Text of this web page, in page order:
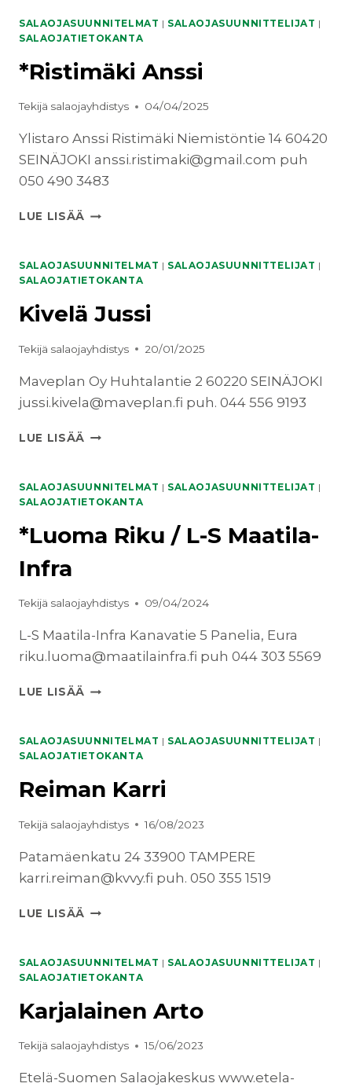
SALAOJASUUNNITELMAT | SALAOJASUUNNITTELIJAT |
SALAOJATIETOKANTA
*Ristimäki Anssi
Tekijä salaojayhdistys 04/04/2025
Ylistaro Anssi Ristimäki Niemistöntie 14 60420
SEINÄJOKI anssi.ristimaki@gmail.com puh
050 490 3483
LUE LISÄÄ *RISTIMÄKI
SALAOJASUUNNITELMAT | SALAOJASUUNNITTELIJAT |
SALAOJATIETOKANTA
Kivelä Jussi
Tekijä salaojayhdistys 20/01/2025
Maveplan Oy Huhtalantie 2 60220 SEINÄJOKI
jussi.kivela@maveplan.fi puh. 044 556 9193
LUE LISÄÄ KIVELÄ
SALAOJASUUNNITELMAT | SALAOJASUUNNITTELIJAT |
SALAOJATIETOKANTA
*Luoma Riku / L-S Maatila-
Infra
Tekijä salaojayhdistys 09/04/2024
L-S Maatila-Infra Kanavatie 5 Panelia, Eura
riku.luoma@maatilainfra.fi puh 044 303 5569
LUE LISÄÄ *LUOMA
L-
S
INFRA
SALAOJASUUNNITELMAT | SALAOJASUUNNITTELIJAT |
SALAOJATIETOKANTA
Reiman Karri
Tekijä salaojayhdistys 16/08/2023
Patamäenkatu 24 33900 TAMPERE
karri.reiman@kvvy.fi puh. 050 355 1519
LUE LISÄÄ REIMAN
SALAOJASUUNNITELMAT | SALAOJASUUNNITTELIJAT |
SALAOJATIETOKANTA
Karjalainen Arto
Tekijä salaojayhdistys 15/06/2023
Etelä-Suomen Salaojakeskus www.etela-